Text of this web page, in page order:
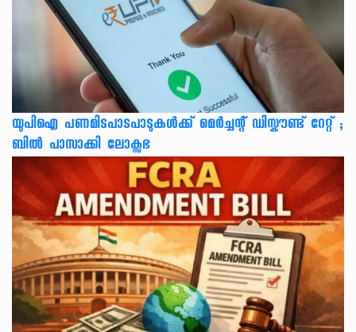
യുപിഐ പണമിടപാടപാടുകൾക്ക് മെർച്ചന്റ് ഡിസ്കൗണ്ട് റേറ്റ് ;
ബിൽ പാസാക്കി ലോക്സഭ